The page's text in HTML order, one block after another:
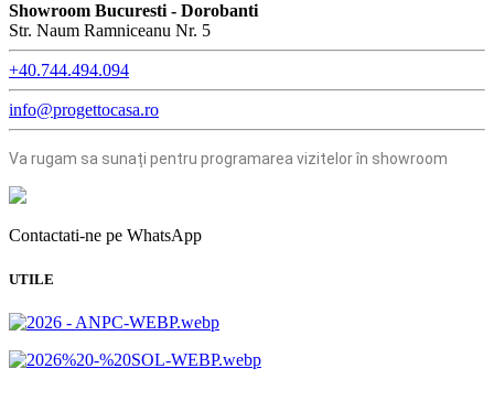
Showroom Bucuresti - Dorobanti
Str. Naum Ramniceanu Nr. 5
+40.744.494.094
info@progettocasa.ro
Va rugam sa sunați pentru programarea vizitelor în showroom
Contactati-ne pe WhatsApp
UTILE